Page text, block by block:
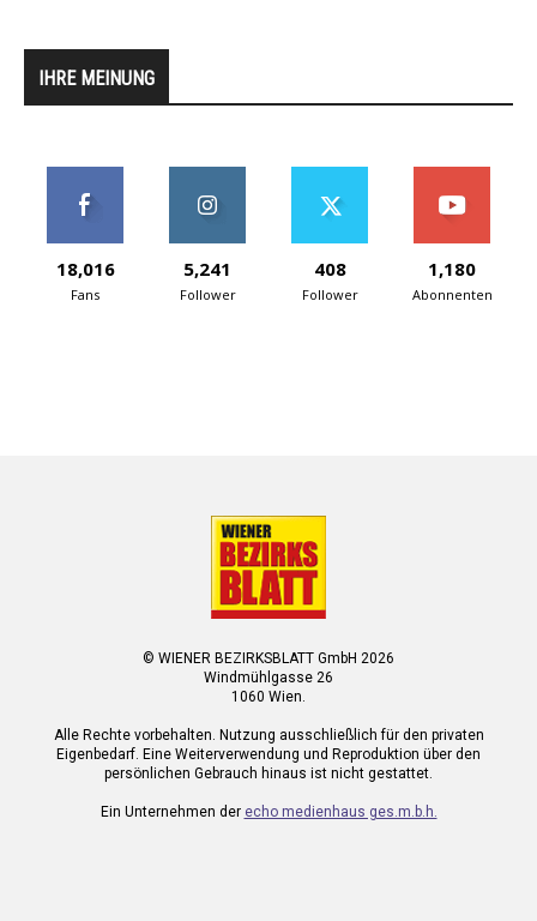
IHRE MEINUNG
18,016
Fans
5,241
Follower
408
Follower
1,180
Abonnenten
© WIENER BEZIRKSBLATT GmbH 2026
Windmühlgasse 26
1060 Wien.
Alle Rechte vorbehalten. Nutzung ausschließlich für den privaten
Eigenbedarf. Eine Weiterverwendung und Reproduktion über den
persönlichen Gebrauch hinaus ist nicht gestattet.
Ein Unternehmen der echo medienhaus ges.m.b.h.